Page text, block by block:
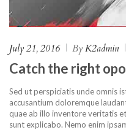
July 21, 2016 | By K2admin |
Catch the right
Sed ut perspiciatis unde omnis
accusantium doloremque
quae ab illo inventore veritatis
sunt explicabo. Nemo enim